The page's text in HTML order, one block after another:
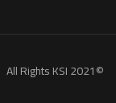
©2021 All Rights KSI